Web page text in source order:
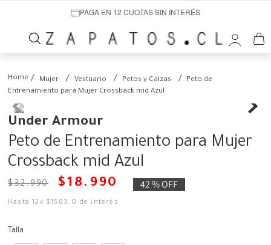
PAGA EN 12 CUOTAS SIN INTERÉS
Mujer Vestuario Petos y Calzas
Peto de
Entrenamiento para Mujer Crossback mid Azul
Under Armour
Peto de Entrenamiento para Mujer
Crossback mid Azul
$32.990 $18 . 990 42 %OFF
Hasta12 x $1583 ,0 de interés
Talla